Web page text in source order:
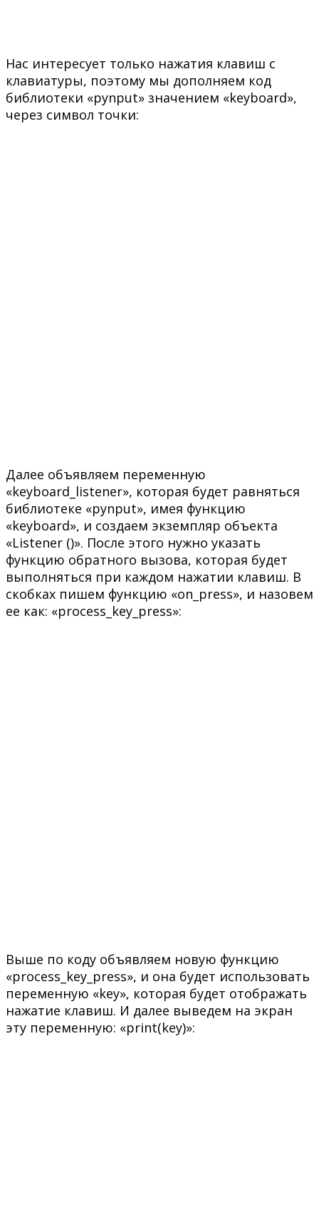
Нас интересует только нажатия клавиш с
клавиатуры, поэтому мы дополняем код
библиотеки «pynput» значением «keyboard»,
через символ точки:
Далее объявляем переменную
«keyboard_listener», которая будет равняться
библиотеке «pynput», имея функцию
«keyboard», и создаем экземпляр объекта
«Listener ()». После этого нужно указать
функцию обратного вызова, которая будет
выполняться при каждом нажатии клавиш. В
скобках пишем функцию «on_press», и назовем
ее как: «process_key_press»:
Выше по коду объявляем новую функцию
«process_key_press», и она будет использовать
переменную «key», которая будет отображать
нажатие клавиш. И далее выведем на экран
эту переменную: «print(key)»: